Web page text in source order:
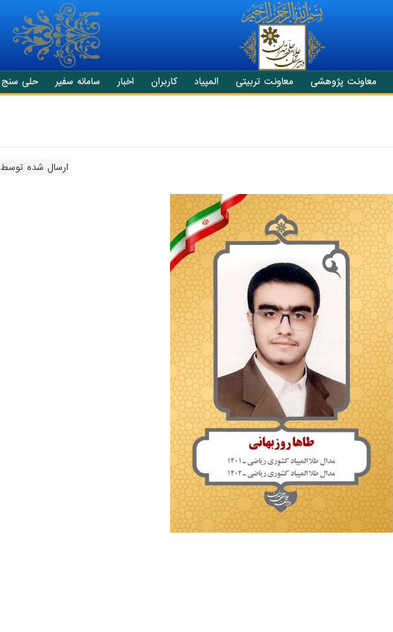
معاونت پژوهشی معاونت تربیتی المپیاد کاربران اخبار سامانه سفیر حلی سنج
ارسال شده توسط